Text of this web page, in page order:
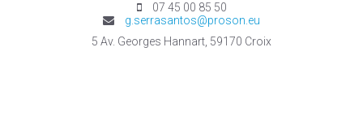
07 45 00 85 50
g.serrasantos@proson.eu
5 Av. Georges Hannart, 59170 Croix